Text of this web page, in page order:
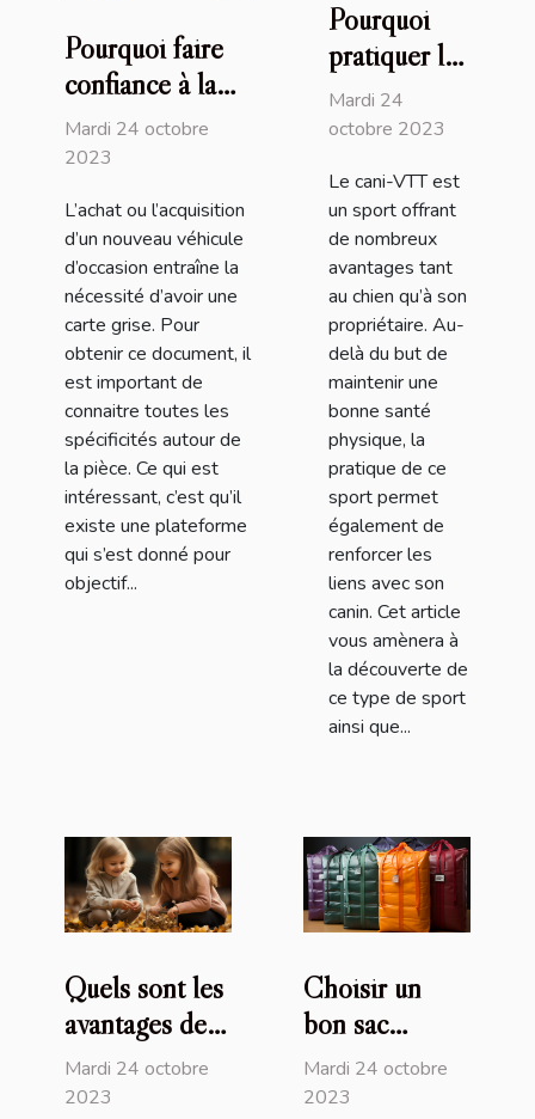
Pourquoi faire
confiance à la
plateforme
Immatriculer.com
Mardi 24 octobre
2023
L’achat ou l’acquisition
d’un nouveau véhicule
d’occasion entraîne la
nécessité d’avoir une
carte grise. Pour
obtenir ce document, il
est important de
connaitre toutes les
spécificités autour de
la pièce. Ce qui est
intéressant, c’est qu’il
existe une plateforme
qui s’est donné pour
objectif...
Pourquoi
pratiquer le
cani-VTT
avec son
Mardi 24
octobre 2023
Le cani-VTT est
un sport offrant
de nombreux
avantages tant
au chien qu’à son
propriétaire. Au-
delà du but de
maintenir une
bonne santé
physique, la
pratique de ce
sport permet
également de
renforcer les
liens avec son
canin. Cet article
vous amènera à
la découverte de
ce type de sport
ainsi que...
Quels sont les
avantages de
recourir au
service de
Mardi 24 octobre
2023
Choisir un
bon sac
isotherme :
comment s’y
Mardi 24 octobre
2023